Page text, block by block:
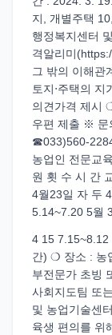
지, 개별주택
행정복지센터
격알리미
그 밖의 이해관
토지‧주택의
의견가격 제시
우편 제출 ※ 문
☎033)560-
농업인 전문교
원 횟 수 시 간
4월23일 자 두
5.14~7.20 5월
4 15
간) ❍ 장소 : 농
부전문가 초빙
사회지도팀 또
및 농업기술센
육생 편의를 위